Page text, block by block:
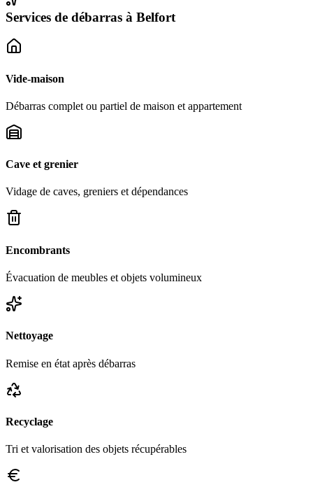
Services de débarras à Belfort
Vide-maison
Débarras complet ou partiel de maison et appartement
Cave et grenier
Vidage de caves, greniers et dépendances
Encombrants
Évacuation de meubles et objets volumineux
Nettoyage
Remise en état après débarras
Recyclage
Tri et valorisation des objets récupérables